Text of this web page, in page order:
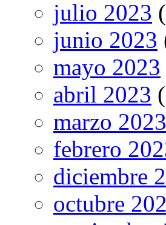
julio 2023
junio 2023
mayo 2023
abril 2023
marzo 2023
febrero
diciembre
octubre